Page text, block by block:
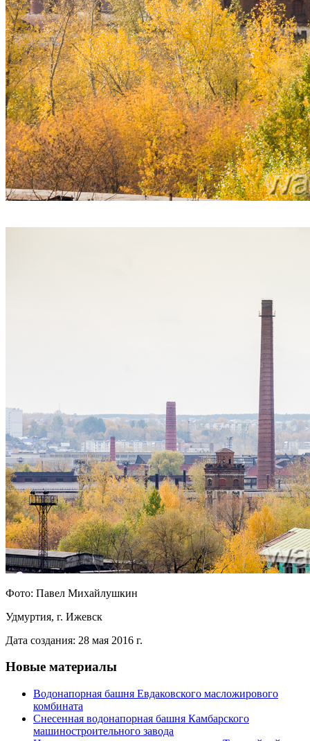
Фото: Павел Михайлушкин
Удмуртия, г. Ижевск
Дата создания: 28 мая 2016 г.
Новые материалы
Водонапорная башня Евдаковского масложирового
комбината
Снесенная водонапорная башня Камбарского
машиностроительного завода